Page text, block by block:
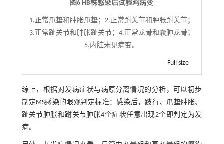
图6 HB株感染后试验鸡病变
1.正常爪垫和肿胀爪垫；2.正常跗关节和肿胀跗关节；
3.正常趾关节和肿胀趾关节；4.正常龙骨和囊肿龙骨；
5.内脏未见病变。
Full size
综上，根据对发病症状与病原分离情况的分析，可以初步
制定MS感染的眼观判定标准：感染后，跛行、爪垫肿胀、
趾关节肿胀和跗关节肿胀4个症状任意出现2个即判定为发
病。